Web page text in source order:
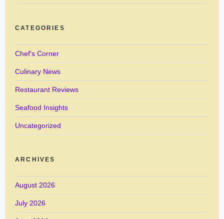
CATEGORIES
Chef's Corner
Culinary News
Restaurant Reviews
Seafood Insights
Uncategorized
ARCHIVES
August 2026
July 2026